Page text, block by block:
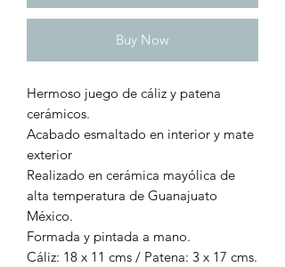
Buy Now
Hermoso juego de cáliz y patena
cerámicos.
Acabado esmaltado en interior y mate
exterior
Realizado en cerámica mayólica de
alta temperatura de Guanajuato
México.
Formada y pintada a mano.
Cáliz: 18 x 11 cms / Patena: 3 x 17 cms.